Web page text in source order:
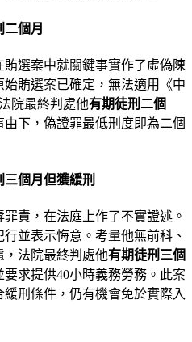
個月
選案中就關鍵事實作了虛偽陳
賄選案已確定，無法適用《中
院最終判處他有期徒刑二個
由下，偽證罪最低刑度即為二個
個月但獲緩刑
責，在法庭上作了不實證述。
並表示悔意。考量他無前科、
法院最終判處他有期徒刑三個
要求提供40小時義務勞務。此案
刑條件，仍有機會免於實際入